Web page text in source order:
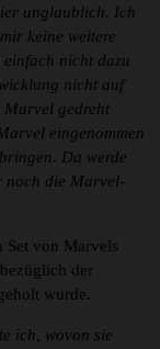
unglaublich. Ich
keine weitere
nicht dazu
nicht auf
gedreht
eingenommen
Da werde
noch die Marvel-
Set von Marvels
der
wurde.
ich, wovon sie